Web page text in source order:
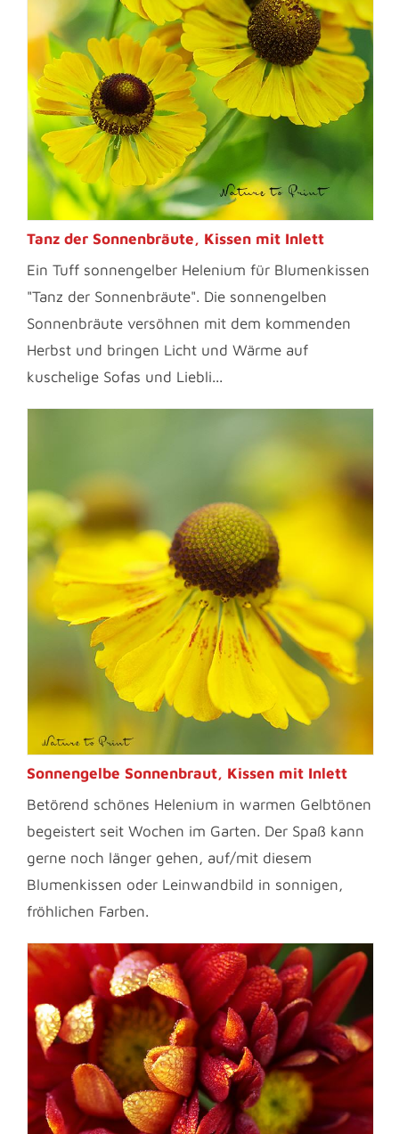
Tanz der Sonnenbräute, Kissen mit Inlett
Ein Tuff sonnengelber Helenium für Blumenkissen
"Tanz der Sonnenbräute". Die sonnengelben
Sonnenbräute versöhnen mit dem kommenden
Herbst und bringen Licht und Wärme auf
kuschelige Sofas und Liebli...
Sonnengelbe Sonnenbraut, Kissen mit Inlett
Betörend schönes Helenium in warmen Gelbtönen
begeistert seit Wochen im Garten. Der Spaß kann
gerne noch länger gehen, auf/mit diesem
Blumenkissen oder Leinwandbild in sonnigen,
fröhlichen Farben.